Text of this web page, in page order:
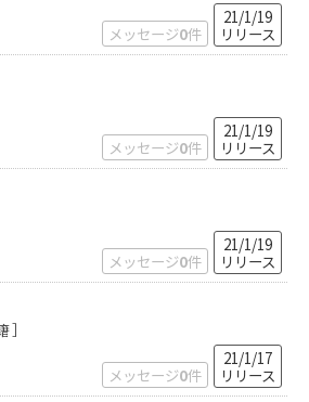
メッセージ0件
21/1/19
リリース
メッセージ0件
21/1/19
リリース
メッセージ0件
21/1/19
リリース
メッセージ0件
21/1/17
リリース